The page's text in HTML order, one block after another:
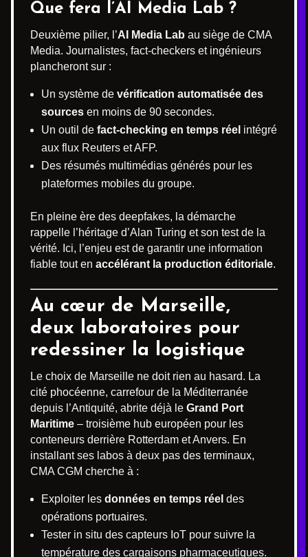
Que fera l’AI Media Lab ?
Deuxième pilier, l’AI Media Lab au siège de CMA
Media. Journalistes, fact-checkers et ingénieurs
plancheront sur :
Un système de vérification automatisée des
sources en moins de 90 secondes.
Un outil de fact-checking en temps réel intégré
aux flux Reuters et AFP.
Des résumés multimédias générés pour les
plateformes mobiles du groupe.
En pleine ère des deepfakes, la démarche
rappelle l’héritage d’Alan Turing et son test de la
vérité. Ici, l’enjeu est de garantir une information
fiable tout en accélérant la production éditoriale.
Au cœur de Marseille,
deux laboratoires pour
redessiner la logistique
Le choix de Marseille ne doit rien au hasard. La
cité phocéenne, carrefour de la Méditerranée
depuis l’Antiquité, abrite déjà le Grand Port
Maritime – troisième hub européen pour les
conteneurs derrière Rotterdam et Anvers. En
installant ses labos à deux pas des terminaux,
CMA CGM cherche à :
Exploiter les données en temps réel des
opérations portuaires.
Tester in situ des capteurs IoT pour suivre la
température des cargaisons pharmaceutiques.